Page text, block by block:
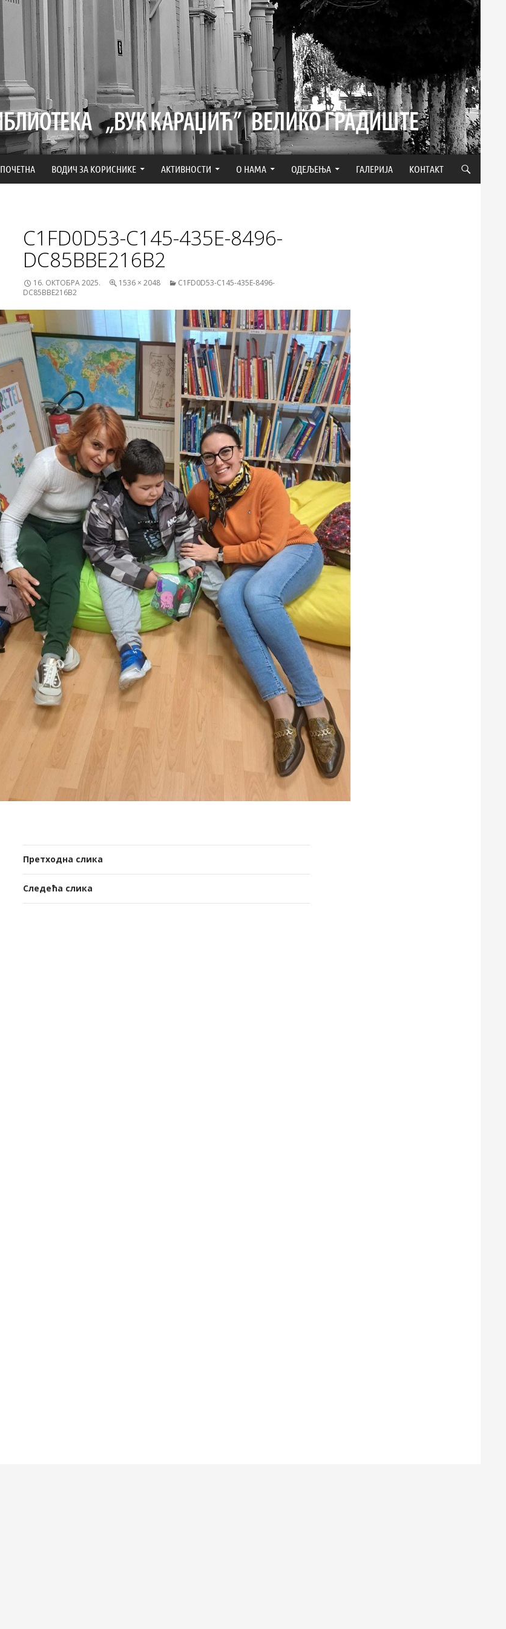
ПОЧЕТНА ВОДИЧ ЗА КОРИСНИКЕ АКТИВНОСТИ О НАМА ОДЕЉЕЊА ГАЛЕРИЈА КОНТАКТ
C1FD0D53-C145-435E-8496-
DC85BBE216B2
16. ОКТОБРА 2025. 1536 × 2048
C1FD0D53-C145-435E-8496-
DC85BBE216B2
Претходна слика
Следећа слика